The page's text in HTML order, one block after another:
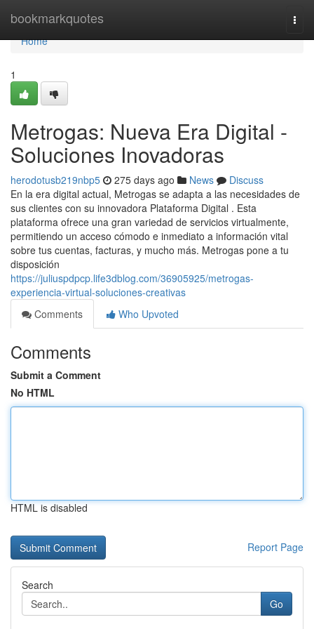
bookmarkquotes
Home
Home
1
Metrogas: Nueva Era Digital -
Soluciones Inovadoras
herodotusb219nbp5 275 days ago News
Discuss
En la era digital actual, Metrogas se adapta a las necesidades de
sus clientes con su innovadora Plataforma Digital . Esta
plataforma ofrece una gran variedad de servicios virtualmente,
permitiendo un acceso cómodo e inmediato a información vital
sobre tus cuentas, facturas, y mucho más. Metrogas pone a tu
disposición
https://juliuspdpcp.life3dblog.com/36905925/metrogas-
experiencia-virtual-soluciones-creativas
Comments
Who Upvoted
Comments
Submit a Comment
No HTML
HTML is disabled
Report Page
Search
Go